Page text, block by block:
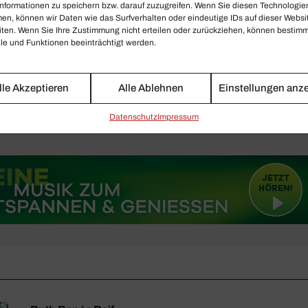
zu speichern bzw. darauf zuzugreifen. Wenn Sie diesen
können wir Daten wie das Surfverhalten oder eindeutige IDs auf dieser
Wenn Sie Ihre Zustimmung nicht erteilen oder zurückziehen, können
und Funktionen beeinträchtigt werden.
Akzeptieren Alle Ablehnen Einstellungen
Daten­schutzImpressum
zu den Aufführungen von Wolfgang Rihms
Dezember 2021 am Nationaltheater Mannheim unter:
mannheim.de
Calixto Bieito über seine Arbeit als Regisseur unter:
Teatro Argentino